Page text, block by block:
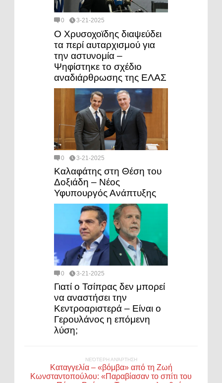
0 3-21-2025
Ο Χρυσοχοϊδης διαψεύδει
τα περί αυταρχισμού για
την αστυνομία –
Ψηφίστηκε το σχέδιο
αναδιάρθρωσης της ΕΛΑΣ
0 3-21-2025
Καλαφάτης στη Θέση του
Δοξιάδη – Νέος
Υφυπουργός Ανάπτυξης
0 3-21-2025
Γιατί ο Τσίπρας δεν μπορεί
να αναστήσει την
Κεντροαριστερά – Είναι ο
Γερουλάνος η επόμενη
λύση;
ΝΕΌΤΕΡΗ ΑΝΆΡΤΗΣΗ
Καταγγελία – «βόμβα» από τη Ζωή
Κωνσταντοπούλου: «Παραβίασαν το σπίτι του